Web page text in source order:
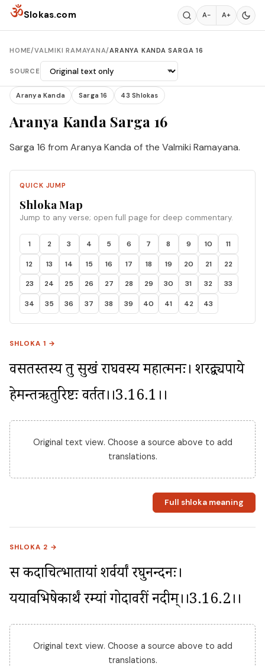
Skip to content
ॐSlokas.com A− A+
HOME/VALMIKI RAMAYANA/ARANYA KANDA SARGA 16
SOURCE
Aranya Kanda Sarga 16 43 Shlokas
Aranya Kanda Sarga 16
Sarga 16 from Aranya Kanda of the Valmiki Ramayana.
QUICK JUMP
Shloka Map
Jump to any verse; open full page for deep commentary.
1 2 3 4 5 6 7 8 9 10 11
12 13 14 15 16 17 18 19 20 21 22
23 24 25 26 27 28 29 30 31 32 33
34 35 36 37 38 39 40 41 42 43
SHLOKA 1 →
वसतस्तस्य तु सुखं राघवस्य महात्मनः। शरद्व्यपाये
हेमन्तऋतुरिष्टः प्रवर्तत।।3.16.1।।
Original text view. Choose a source above to add
translations.
Full shloka meaning
SHLOKA 2 →
स कदाचित्प्रभातायां शर्वर्यां रघुनन्दनः।
प्रययावभिषेकार्थं रम्यां गोदावरीं नदीम्।।3.16.2।।
Original text view. Choose a source above to add
translations.